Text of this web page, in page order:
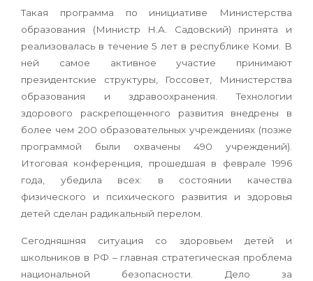
Такая программа по инициативе Министерства
образования (Министр Н.А. Садовский) принята и
реализовалась в течение 5 лет в республике Коми. В
ней самое активное участие принимают
президентские структуры, Госсовет, Министерства
образования и здравоохранения. Технологии
здорового раскрепощенного развития внедрены в
более чем 200 образовательных учреждениях (позже
программой были охвачены 490 учреждений).
Итоговая конференция, прошедшая в феврале 1996
года, убедила всех: в состоянии качества
физического и психического развития и здоровья
детей сделан радикальный перелом.
Сегодняшняя ситуация со здоровьем детей и
школьников в РФ – главная стратегическая проблема
национальной безопасности. Дело за